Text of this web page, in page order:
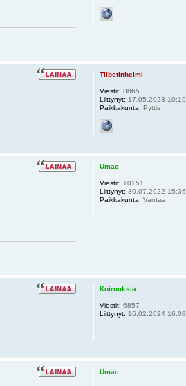
Tiibetinhelmi
Viestit: 8865
Liittynyt: 17.05.2023 10:19
Paikkakunta: Pyttis
Umac
Viestit: 10151
Liittynyt: 30.07.2022 15:36
Paikkakunta: Vantaa
Koiruuksia
Viestit: 6857
Liittynyt: 16.02.2024 16:08
Umac